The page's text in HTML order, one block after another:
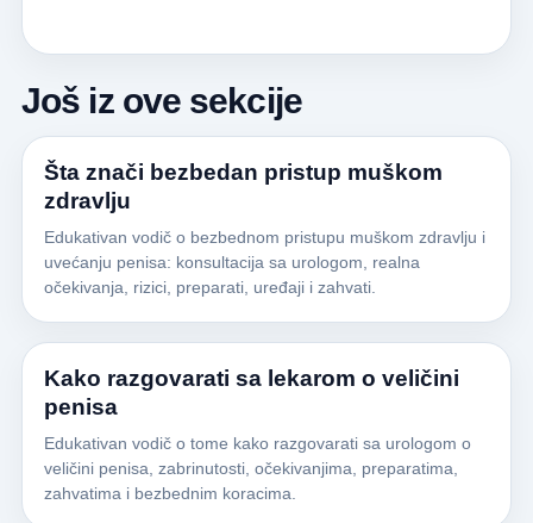
Još iz ove sekcije
Šta znači bezbedan pristup muškom
zdravlju
Edukativan vodič o bezbednom pristupu muškom zdravlju i
uvećanju penisa: konsultacija sa urologom, realna
očekivanja, rizici, preparati, uređaji i zahvati.
Kako razgovarati sa lekarom o veličini
penisa
Edukativan vodič o tome kako razgovarati sa urologom o
veličini penisa, zabrinutosti, očekivanjima, preparatima,
zahvatima i bezbednim koracima.